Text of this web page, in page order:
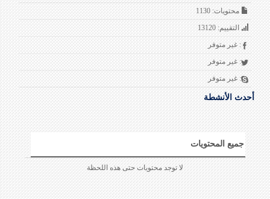
محتويات: 1130
التقييم: 13120
: غير متوفر
: غير متوفر
: غير متوفر
أحدث الأنشطة
جميع المحتويات
لا توجد محتويات حتى هذه اللحظة